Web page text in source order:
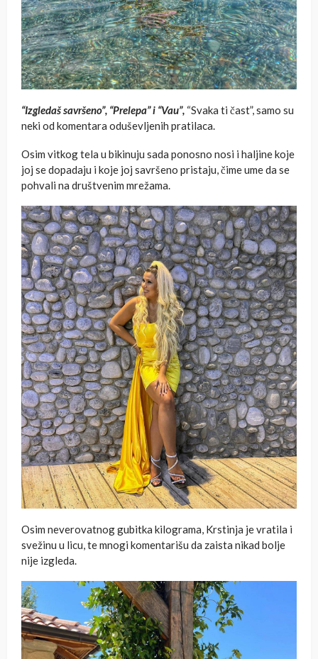
“Izgledaš savršeno”, “Prelepa” i “Vau”, “Svaka ti čast”, samo su
neki od komentara oduševljenih pratilaca.
Osim vitkog tela u bikinuju sada ponosno nosi i haljine koje
joj se dopadaju i koje joj savršeno pristaju, čime ume da se
pohvali na društvenim mrežama.
Osim neverovatnog gubitka kilograma, Krstinja je vratila i
svežinu u licu, te mnogi komentarišu da zaista nikad bolje
nije izgleda.